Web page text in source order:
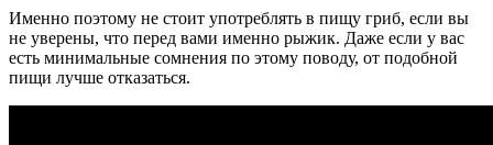
Именно поэтому не стоит употреблять в пищу гриб, если вы
не уверены, что перед вами именно рыжик. Даже если у вас
есть минимальные сомнения по этому поводу, от подобной
пищи лучше отказаться.